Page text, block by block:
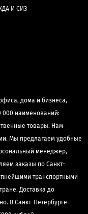
И СИЗ
дома и бизнеса,
000 наименований:
товары. Нам
Мы предлагаем удобные
менеджер,
заказы по Санкт-
транспортными
Доставка до
В Санкт-Петербурге